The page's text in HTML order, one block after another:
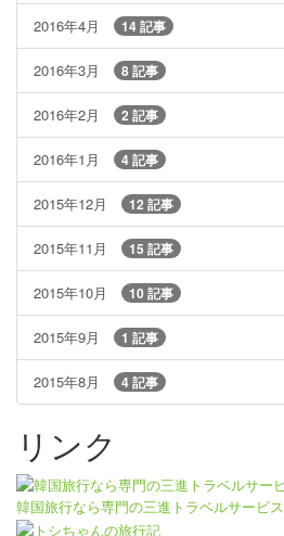
2016年4月 14 記事
2016年3月 8 記事
2016年2月 2 記事
2016年1月 4 記事
2015年12月 12 記事
2015年11月 15 記事
2015年10月 10 記事
2015年9月 1 記事
2015年8月 4 記事
リンク
韓国旅行なら専門の三進トラベルサービス